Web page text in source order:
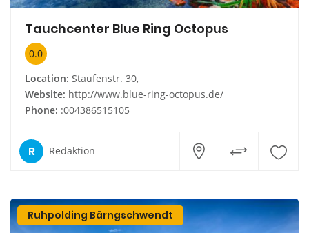
Tauchcenter Blue Ring Octopus
0.0
Location: Staufenstr. 30,
Website: http://www.blue-ring-octopus.de/
Phone: :004386515105
R Redaktion
Ruhpolding Bärngschwendt